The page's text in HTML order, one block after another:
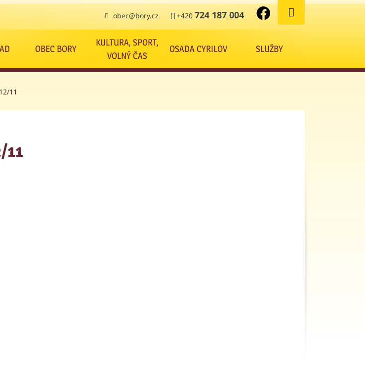
obec@bory.cz +420 724 187 004
OBEC BORY
KULTURA, SPORT,
VOLNÝ ČAS
OSADA CYRILOV SLUŽBY
11
11